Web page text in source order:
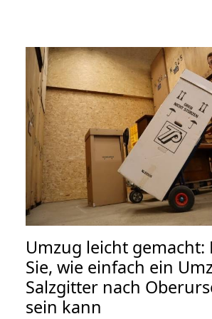
Umzug leicht gemacht:
Sie, wie einfach ein
Salzgitter nach
sein kann